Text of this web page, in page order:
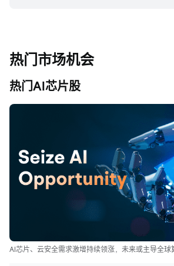
热门市场机会
热门AI芯片股
AI芯片、云安全需求激增持续领涨，未来或主导全